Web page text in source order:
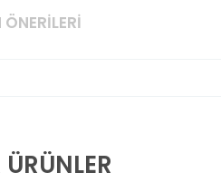
ÖNERILERI
ÜRÜNLER